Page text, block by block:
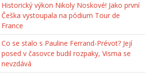
Historický výkon Nikoly Noskové! Jako první
Češka vystoupala na pódium Tour de
France
Co se stalo s Pauline Ferrand-Prévot? Její
posed v časovce budil rozpaky, Visma se
nevzdává